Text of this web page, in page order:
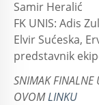
Samir Heralić
FK UNIS: Adis
Elvir Sućeska,
predstavnik
SNIMAK FINALNE
OVOMLINKU